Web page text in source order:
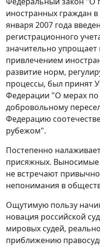
иностранных граждан
января 2007 года
регистрационного
значительно упрощает
привлечением
развитие норм,
процессы, был принят
Федерации "О мерах по
добровольному
Федерацию
рубежом".
Постепенно
присяжных.
не встречают
непонимания в
Ощутимую пользу
новация российской
мировых судей,
приближению